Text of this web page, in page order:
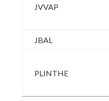
JVVAP
JBAL
PLINTHE